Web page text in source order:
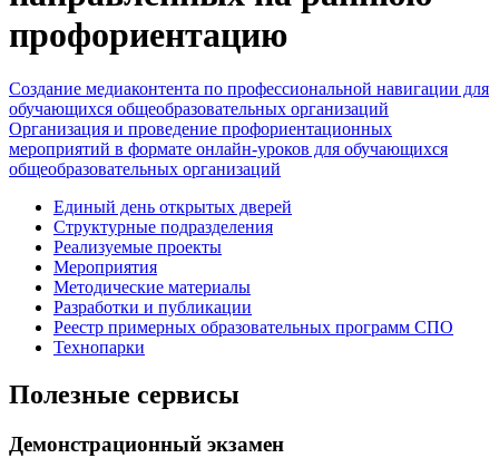
профориентацию
Создание медиаконтента по профессиональной навигации для
обучающихся общеобразовательных организаций
Организация и проведение профориентационных
мероприятий в формате онлайн-уроков для обучающихся
общеобразовательных организаций
Единый день открытых дверей
Структурные подразделения
Реализуемые проекты
Мероприятия
Методические материалы
Разработки и публикации
Реестр примерных образовательных программ СПО
Технопарки
Полезные сервисы
Демонстрационный экзамен